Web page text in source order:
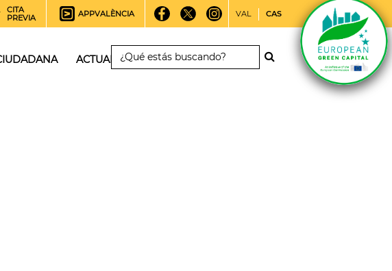
CITA
PREVIA
APPVALÈNCIA VAL CAS
ACTUALIDAD